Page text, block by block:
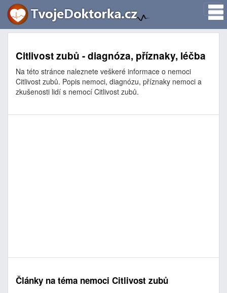
Citlivost zubů - diagnóza, příznaky, léčba
Na této stránce naleznete veškeré informace o nemoci
Citlivost zubů. Popis nemoci, diagnózu, příznaky nemoci a
zkušenosti lidí s nemocí Citlivost zubů.
Články na téma nemoci Citlivost zubů